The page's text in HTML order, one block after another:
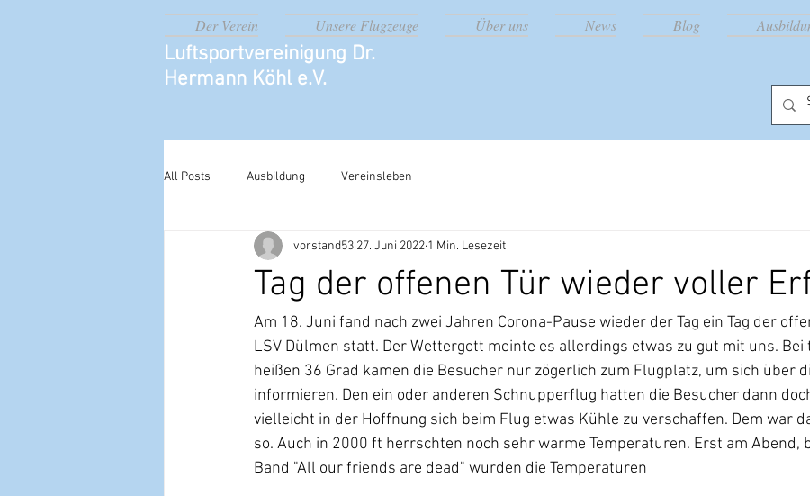
Der Verein Unsere Flugzeuge Über uns News Blog
Luftsportvereinigung Dr.
Hermann Köhl e.V.
All Posts Ausbildung Vereinsleben
Tag der offenen Tür wieder voller
vorstand53 27. Juni 2022 1 Min. Lesezeit
Am 18. Juni fand nach zwei Jahren Corona-Pause wieder der Tag ein Tag der
LSV Dülmen statt. Der Wettergott meinte es allerdings etwas zu gut mit uns. Bei
heißen 36 Grad kamen die Besucher nur zögerlich zum Flugplatz, um sich über
informieren. Den ein oder anderen Schnupperflug hatten die Besucher dann
vielleicht in der Hoffnung sich beim Flug etwas Kühle zu verschaffen. Dem war
so. Auch in 2000 ft herrschten noch sehr warme Temperaturen. Erst am Abend,
Band "All our friends are dead" wurden die Temperaturen